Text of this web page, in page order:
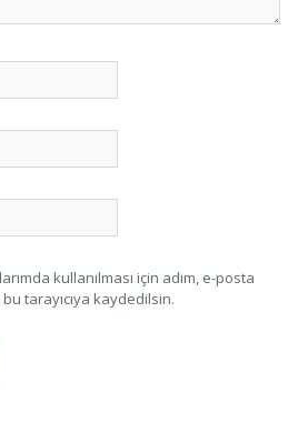
kullanılması için adım, e-posta
tarayıcıya kaydedilsin.